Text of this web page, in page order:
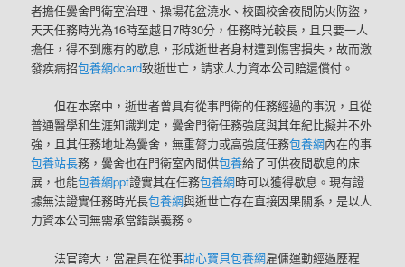
者擔任黌舍門衛室治理、操場花盆澆水、校園校舍夜間防火防盜，
天天任務時光為16時至越日7時30分，任務時光較長，且只要一人
擔任，得不到應有的歇息，形成逝世者身材遭到傷害損失，故而激
發疾病招包養網dcard致逝世亡，請求人力資本公司賠還償付。
但在本案中，逝世者曾具有從事門衛的任務經過的事況，且從
普通醫學和生涯知識判定，黌舍門衛任務強度與其年紀比擬并不外
強，且其任務地址為黌舍，無重膂力或高強度任務包養網內在的事
包養站長務，黌舍也在門衛室內間供包養給了可供夜間歇息的床
展，也能包養網ppt證實其在任務包養網時可以獲得歇息。現有證
據無法證實任務時光長包養網與逝世亡存在直接因果關系，是以人
力資本公司無需承當錯誤義務。
法官誇大，當雇員在從事甜心寶貝包養網雇傭運動經過歷程